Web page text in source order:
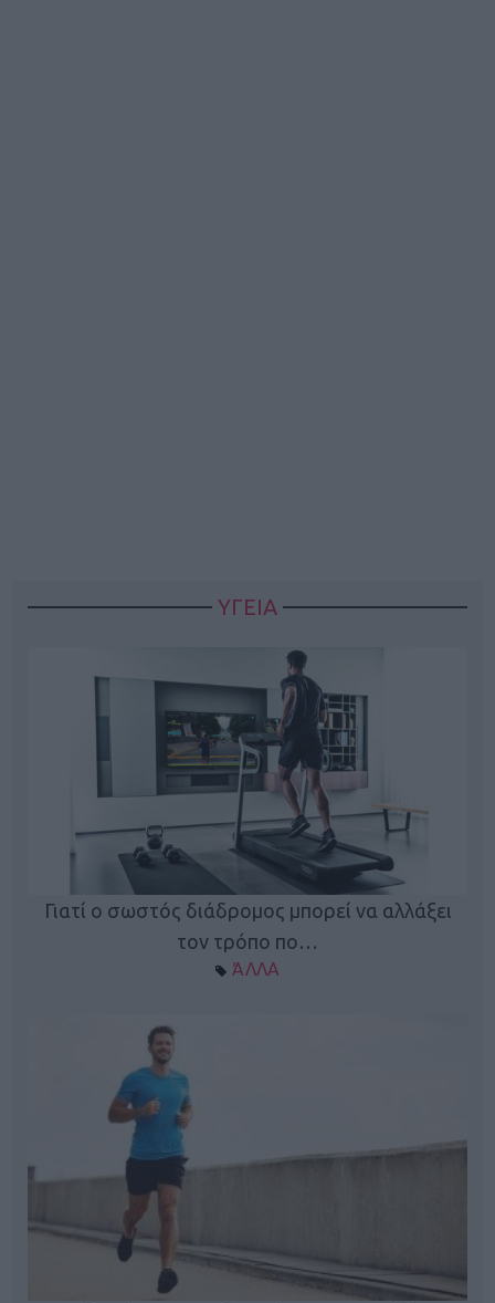
ΥΓΕΙΑ
Γιατί ο σωστός διάδρομος μπορεί να αλλάξει
τον τρόπο πο…
ΆΛΛΑ